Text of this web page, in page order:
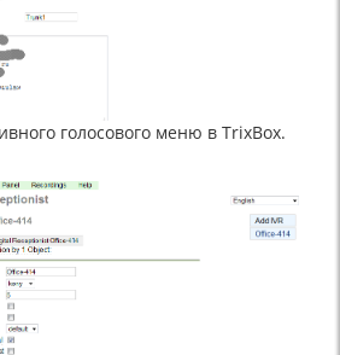
голосового меню в TrixBox.